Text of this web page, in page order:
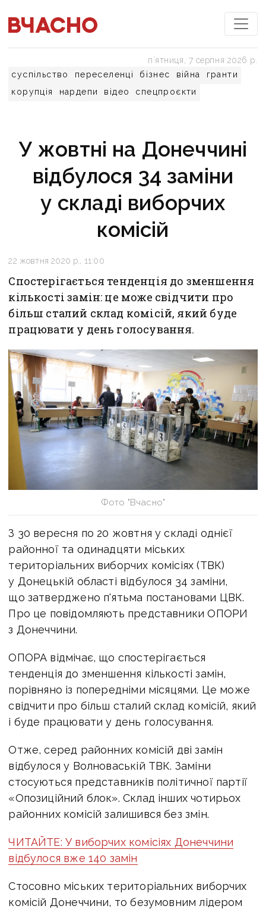
суспільство переселенці бізнес війна
гранти
корупція
нардепи відео спецпроєкти
пʼятниця, 7 серпня 2026 р.
У жовтні на Донеччині
відбулося 34 заміни
у складі виборчих
комісій
22 жовтня 2020 р., 11:00
Спостерігається тенденція до зменшення
кількості замін: це може свідчити про
більш сталий склад комісій, який буде
працювати у день голосування.
Фото "Вчасно"
З 30 вересня по 20 жовтня у складі однієї
районної та одинадцяти міських
територіальних виборчих комісіях (ТВК)
у Донецькій області відбулося 34 заміни,
що затверджено п'ятьма постановами ЦВК.
Про це повідомляють представники ОПОРИ
з Донеччини.
ОПОРА відмічає, що спостерігається
тенденція до зменшення кількості замін,
порівняно із попередніми місяцями. Це може
свідчити про більш сталий склад комісій, який
і буде працювати у день голосування.
Отже, серед районних комісій дві замін
відбулося у Волноваській ТВК. Заміни
стосуються представників політичної партії
«Опозиційний блок». Склад інших чотирьох
районних комісій залишився без змін.
ЧИТАЙТЕ: У виборчих комісіях Донеччини
відбулося вже 140 замін
Стосовно міських територіальних виборчих
комісій Донеччини, то безумовним лідером